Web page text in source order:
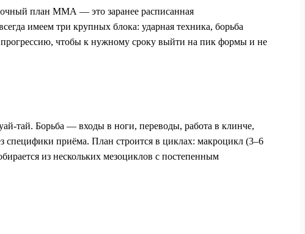
план ММА — это заранее расписанная
имеем три крупных блока: ударная техника, борьба
чтобы к нужному сроку выйти на пик формы и не
тай. Борьба — входы в ноги, переводы, работа в клинче,
приёма. План строится в циклах: макроцикл (3–6
из нескольких мезоциклов с постепенным